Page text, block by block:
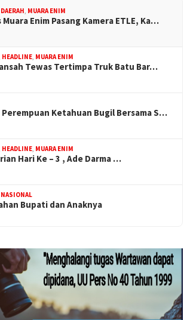
DAERAH, MUARA ENIM
Muara Enim Pasang Kamera ETLE, Ka…
HEADLINE, MUARA ENIM
Tewas Tertimpa Truk Batu Bar…
Perempuan Ketahuan Bugil Bersama S…
HEADLINE, MUARA ENIM
Hari Ke – 3 , Ade Darma …
NASIONAL
Bupati dan Anaknya